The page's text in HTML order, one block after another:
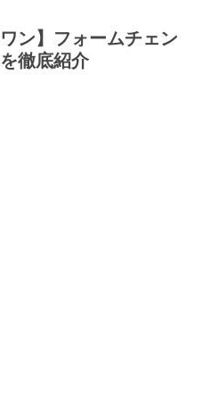
ン】フォームチェン
徹底紹介